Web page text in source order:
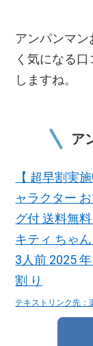
アンパンマ
く気になる
しますね。
ア
【 超早割実
ャラクター
グ付 送料無
キティ ちゃ
3人前 2025
割 り
テキストリンク先：